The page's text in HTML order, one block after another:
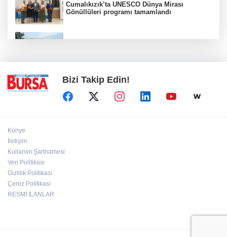
Cumalıkızık’ta UNESCO Dünya Mirası
Gönüllüleri programı tamamlandı
Bizi Takip Edin!
Künye
İletişim
Kullanım Şartnamesi
Veri Politikası
Gizlilik Politikası
Çerez Politikası
RESMİ İLANLAR